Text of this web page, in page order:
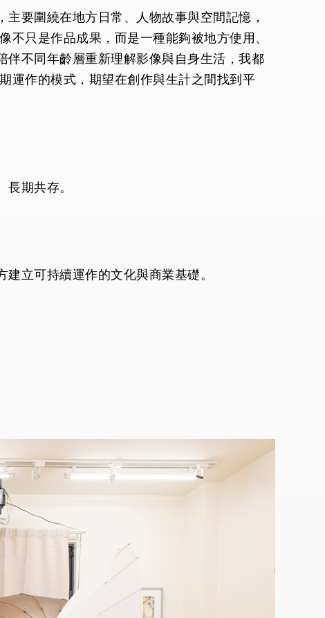
要圍繞在地方日常、人物故事與空間記憶，
只是作品成果，而是一種能夠被地方使用、
不同年齡層重新理解影像與自身生活，我都
運作的模式，期望在創作與生計之間找到平
期共存。
立可持續運作的文化與商業基礎。